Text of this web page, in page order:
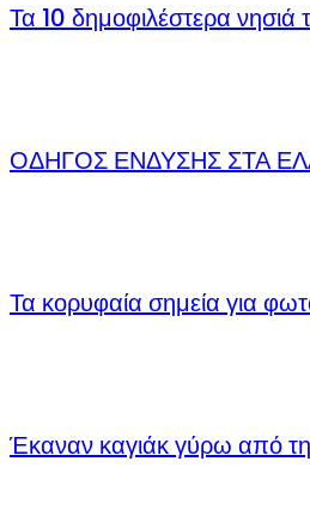
Τα 10 δημοφιλέστερα
ΟΔΗΓΟΣ ΕΝΔΥΣΗΣ ΣΤΑ
Τα κορυφαία σημεία για
Έκαναν καγιάκ γύρω από